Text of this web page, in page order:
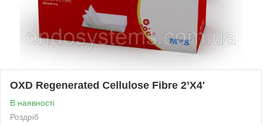
OXD Regenerated Cellulose Fibre 2’X4′
В наявності
Роздріб